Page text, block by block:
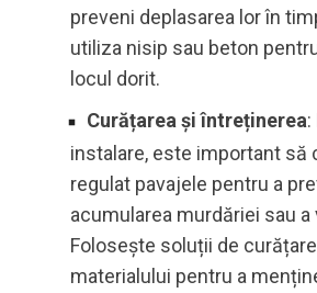
preveni deplasarea lor în
utiliza nisip sau beton
locul dorit.
Curățarea și întreținerea:
instalare, este important să
regulat pavajele pentru a
acumularea murdăriei sau a
Folosește soluții de
materialului pentru a